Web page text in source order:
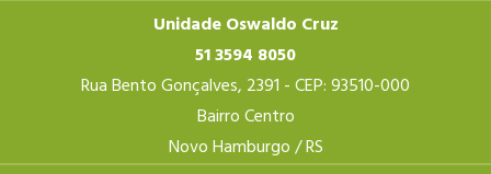
Unidade Oswaldo Cruz
51 3594 8050
Rua Bento Gonçalves, 2391 - CEP: 93510-000
Bairro Centro
Novo Hamburgo / RS